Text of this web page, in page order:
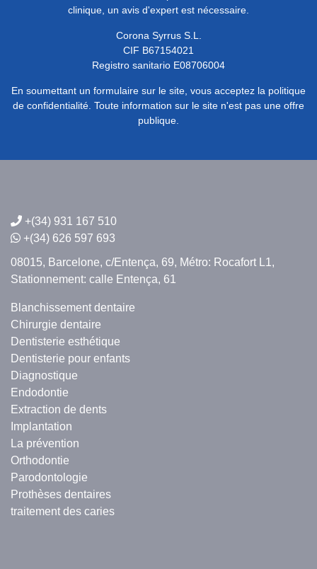
clinique, un avis d'expert est nécessaire.
Corona Syrrus S.L.
CIF B67154021
Registro sanitario E08706004
En soumettant un formulaire sur le site, vous acceptez la politique
de confidentialité. Toute information sur le site n'est pas une offre
publique.
+(34) 931 167 510
+(34) 626 597 693
08015, Barcelone, c/Entença, 69, Métro: Rocafort L1,
Stationnement: calle Entença, 61
Blanchissement dentaire
Chirurgie dentaire
Dentisterie esthétique
Dentisterie pour enfants
Diagnostique
Endodontie
Extraction de dents
Implantation
La prévention
Orthodontie
Parodontologie
Prothèses dentaires
traitement des caries